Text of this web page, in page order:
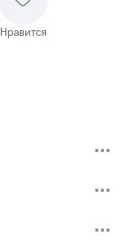
Нравится